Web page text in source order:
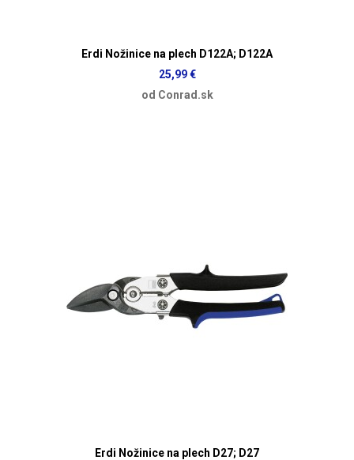
Erdi Nožinice na plech D122A; D122A
25,99 €
od Conrad.sk
Erdi Nožinice na plech D27; D27